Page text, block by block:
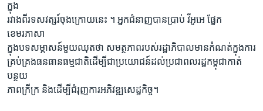
ទំព័រ​
រចនា
សម្ព័ន្ធ​
រំលង​
និង​
ចូល​
ទៅ​
កម្មវិធីទាំងអស់
Khmer English
បណ្តាញ​សង្គម
ក្នុង
រវាងពីរទសវត្សរ៍ចុងក្រោយនេះ ។ អ្នកជំនាញបានប្រាប់ វីអូអេ ផ្នែក
ខេមរភាសា
ក្នុងបទសម្ភាសន៍មួយឈុតថា សមត្ថភាពរបស់រដ្ឋាភិបាលមានកំណត់ក្នុងការ
គ្រប់គ្រងធនធានធម្មជាតិដើម្បីជាប្រយោជន៍ដល់ប្រជាពលរដ្ឋកម្ពុជាកាត់
បន្ថយ
ភាពក្រីក្រ និងដើម្បីជំរុញការអភិវឌ្ឍសេដ្ឋកិច្ច។